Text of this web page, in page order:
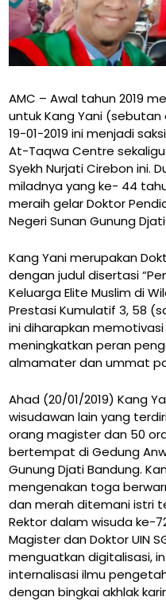
AMC – Awal tahun 2019
untuk Kang Yani
19-01-2019 ini menjadi
At-Taqwa Centre
Syekh Nurjati Cirebon ini.
miladnya yang ke- 44
meraih gelar Doktor
Negeri Sunan Gunung
Kang Yani merupakan
dengan judul disertasi
Keluarga Elite Muslim di
Prestasi Kumulatif 3, 58
ini diharapkan memotivasi
meningkatkan peran
almamater dan ummat
Ahad (20/01/2019) Kang
wisudawan lain yang
orang magister dan 50
bertempat di Gedung
Gunung Djati Bandung.
mengenakan toga
dan merah ditemani istri
Rektor dalam wisuda ke-
Magister dan Doktor UIN
menguatkan digitalisasi,
internalisasi ilmu
dengan bingkai akhlak